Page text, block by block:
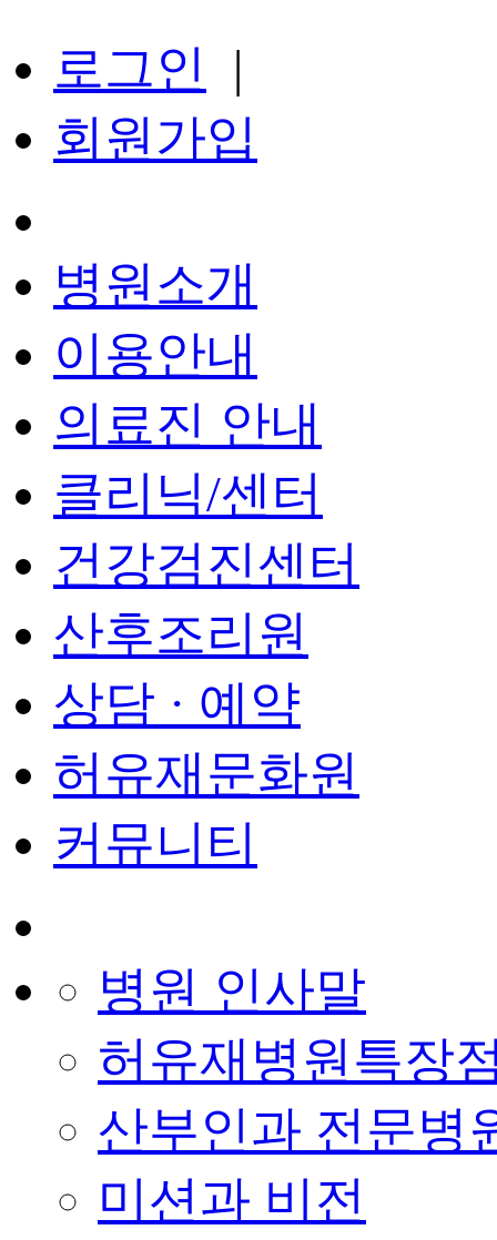
로그인
|
회원가입
병원소개
이용안내
의료진 안내
클리닉/센터
건강검진센터
산후조리원
상담 · 예약
허유재문화원
커뮤니티
병원 인사말
허유재병원특장
산부인과 전문병
미션과 비전